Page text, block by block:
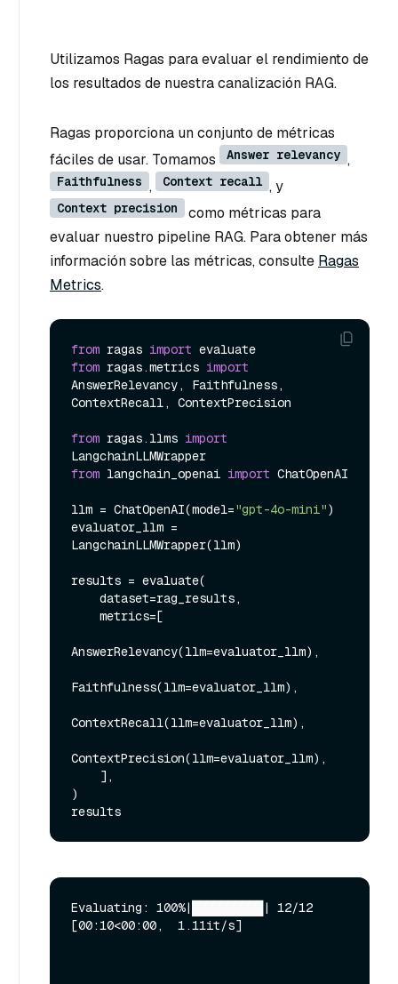
Utilizamos Ragas para evaluar el rendimiento de
los resultados de nuestra canalización RAG.
Ragas proporciona un conjunto de métricas
fáciles de usar. Tomamos
Answer relevancy ,
Faithfulness , Context recall , y
Context precision
como métricas para
evaluar nuestro pipeline RAG. Para obtener más
información sobre las métricas, consulte Ragas
Metrics.
from ragas import
from ragas.metrics import
AnswerRelevancy, Faithfulness,
ContextRecall, ContextPrecision
from ragas.llms import
from langchain_openai import ChatOpenAI
llm = ChatOpenAI(model="gpt-4o-mini")
evaluator_llm =
LangchainLLMWrapper(llm)
results = evaluate(
AnswerRelevancy(llm=evaluator_llm),
Faithfulness(llm=evaluator_llm),
ContextRecall(llm=evaluator_llm),
ContextPrecision(llm=evaluator_llm),
)
Evaluating: 100%|██████████| 12/12
[00:10<00:00,  1.11it/s]